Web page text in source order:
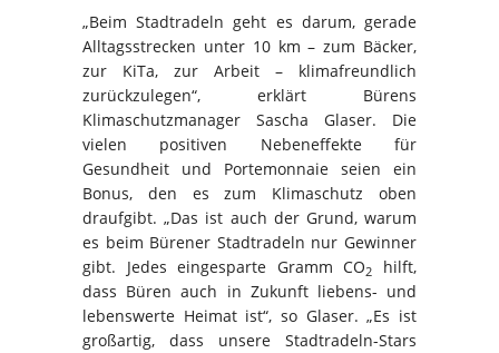
„Beim Stadtradeln geht es darum, gerade
Alltagsstrecken unter 10 km – zum Bäcker,
zur KiTa, zur Arbeit – klimafreundlich
zurückzulegen“, erklärt Bürens
Klimaschutzmanager Sascha Glaser. Die
vielen positiven Nebeneffekte für
Gesundheit und Portemonnaie seien ein
Bonus, den es zum Klimaschutz oben
draufgibt. „Das ist auch der Grund, warum
es beim Bürener Stadtradeln nur Gewinner
gibt. Jedes eingesparte Gramm CO2
hilft,
dass Büren auch in Zukunft liebens- und
lebenswerte Heimat ist“, so Glaser. „Es ist
großartig, dass unsere Stadtradeln-Stars